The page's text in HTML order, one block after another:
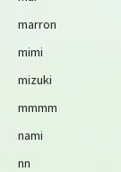
marron
mimi
mizuki
mmmm
nami
nn